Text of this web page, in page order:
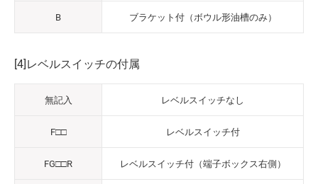
B ブラケット付（ボウル形油槽のみ）
[4]レベルスイッチの付属
無記入 レベルスイッチなし
F□□ レベルスイッチ付
FG□□R レベルスイッチ付（端子ボックス右側）